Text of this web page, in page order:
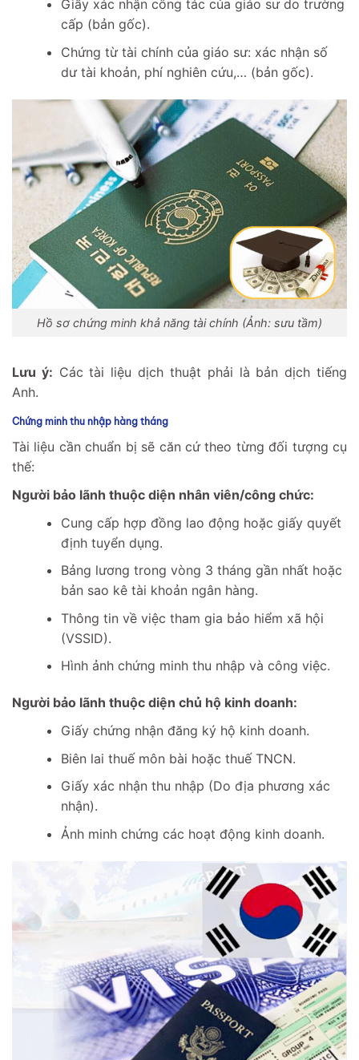
Giấy xác nhận công tác của giáo sư do trường
cấp (bản gốc).
Chứng từ tài chính của giáo sư: xác nhận số
dư tài khoản, phí nghiên cứu,… (bản gốc).
Hồ sơ chứng minh khả năng tài chính (Ảnh: sưu tầm)
Lưu ý: Các tài liệu dịch thuật phải là bản dịch tiếng
Anh.
Chứng minh thu nhập hàng tháng
Tài liệu cần chuẩn bị sẽ căn cứ theo từng đối tượng cụ
thế:
Người bảo lãnh thuộc diện nhân viên/công chức:
Cung cấp hợp đồng lao động hoặc giấy quyết
định tuyển dụng.
Bảng lương trong vòng 3 tháng gần nhất hoặc
bản sao kê tài khoản ngân hàng.
Thông tin về việc tham gia bảo hiểm xã hội
(VSSID).
Hình ảnh chứng minh thu nhập và công việc.
Người bảo lãnh thuộc diện chủ hộ kinh doanh:
Giấy chứng nhận đăng ký hộ kinh doanh.
Biên lai thuế môn bài hoặc thuế TNCN.
Giấy xác nhận thu nhập (Do địa phương xác
nhận).
Ảnh minh chứng các hoạt động kinh doanh.